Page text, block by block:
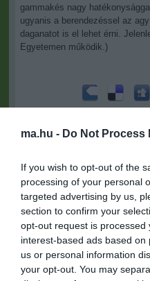
ma.hu - Do Not Process
If you wish to opt-out of the
processing of your personal
targeted advertising by us,
section to confirm your
opt-out request is processed
interest-based ads based
us or personal information
your opt-out. You may
gammakés nagy
ugyanis a berendezéssel az
daganatot is el lehet érni.
Egyetemen működik.)
publikációjával foglalkozik, a
Kérjük, kulturáltan, mások
tiszteletben tartásával